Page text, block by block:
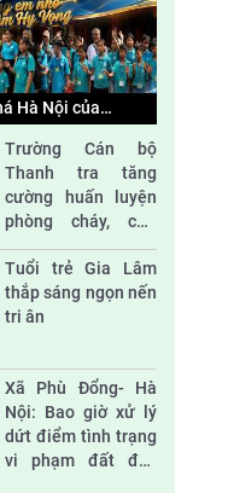
và biến đổi khí hậu
ở Việt Nam
năng lượng
Sóc Sơn nhiệm
Hà Nội của
Trường Cán bộ
Thanh tra tăng
cường huấn luyện
phòng cháy, cứu
nạn và sơ cấp cứu
Tuổi trẻ Gia Lâm
thắp sáng ngọn nến
tri ân
Xã Phù Đổng- Hà
Nội: Bao giờ xử lý
dứt điểm tình trạng
vi phạm đất đai,